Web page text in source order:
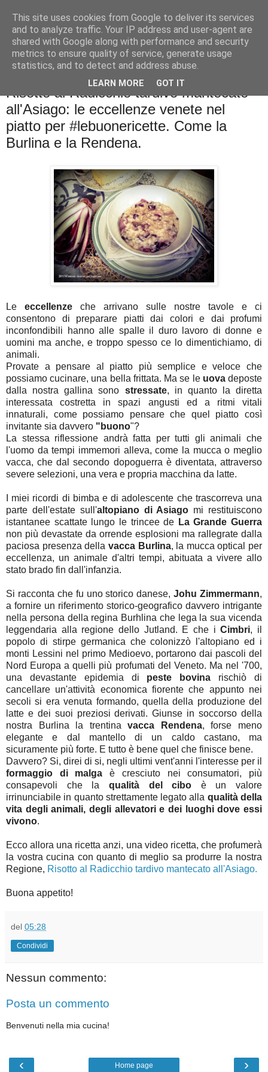
La cucina di QB
Se l'uomo è ciò che mangia il cuoco è ciò che cucina?
Risotto al Radicchio tardivo mantecato
all'Asiago: le eccellenze venete nel
piatto per #lebuonericette. Come la
Burlina e la Rendena.
Le eccellenze che arrivano sulle nostre tavole e ci
consentono di preparare piatti dai colori e dai profumi
inconfondibili hanno alle spalle il duro lavoro di donne e
uomini ma anche, e troppo spesso ce lo dimentichiamo, di
animali.
Provate a pensare al piatto più semplice e veloce che
possiamo cucinare, una bella frittata. Ma se le uovadeposte
dalla nostra gallina sono stressate, in quanto la diretta
interessata costretta in spazi angusti ed a ritmi vitali
innaturali, come possiamo pensare che quel piatto così
invitante sia davvero "buono"?
La stessa riflessione andrà fatta per tutti gli animali che
l'uomo da tempi immemori alleva, come la mucca o meglio
vacca, che dal secondo dopoguerra è diventata, attraverso
severe selezioni, una vera e propria macchina da latte.
I miei ricordi di bimba e di adolescente che trascorreva una
parte dell'estate sull'altopiano di Asiago mi restituiscono
istantanee scattate lungo le trincee de La Grande Guerra
non più devastate da orrende esplosioni ma rallegrate dalla
paciosa presenza della vacca Burlina, la mucca optical per
eccellenza, un animale d'altri tempi, abituata a vivere allo
stato brado fin dall'infanzia.
Si racconta che fu uno storico danese,Johu Zimmermann,
a fornire un riferimento storico-geografico davvero intrigante
nella persona della regina Burhlina che lega la sua vicenda
leggendaria alla regione dello Jutland. E che iCimbri, il
popolo di stirpe germanica che colonizzò l'altopiano ed i
monti Lessini nel primo Medioevo, portarono dai pascoli del
Nord Europa a quelli più profumati del Veneto. Ma nel '700,
una devastante epidemia di peste bovina rischiò di
cancellare un'attività economica fiorente che appunto nei
secoli si era venuta formando, quella della produzione del
latte e dei suoi preziosi derivati. Giunse in soccorso della
nostra Burlina la trentinavacca Rendena, forse meno
elegante e dal mantello di un caldo castano, ma
sicuramente più forte. E tutto è bene quel che finisce bene.
Davvero? Si, direi di si, negli ultimi vent'anni l'interesse per il
formaggio di malga è cresciuto nei consumatori, più
consapevoli che la qualità del cibo è un valore
irrinunciabile in quanto strettamente legato alla qualità della
vita degli animali, degli allevatori e dei luoghi dove essi
vivono.
Ecco allora una ricetta anzi, una video ricetta, che profumerà
la vostra cucina con quanto di meglio sa produrre la nostra
Regione, Risotto al Radicchio tardivo mantecato all'Asiago.
Buona appetito!
del 05:28
Condividi
Nessun commento:
Posta un commento
Benvenuti nella mia cucina!
‹ ›
Home page
This site uses cookies from Google to deliver its services
and to analyze traffic. Your IP address and user-agent are
shared with Google along with performance and security
metrics to ensure quality of service, generate usage
statistics, and to detect and address abuse.
LEARN MORE GOT IT